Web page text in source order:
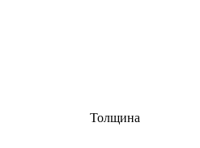
Толщина